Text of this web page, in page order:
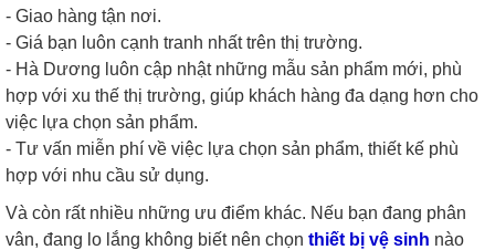
- Giao hàng tận nơi.
- Giá bạn luôn cạnh tranh nhất trên thị trường.
- Hà Dương luôn cập nhật những mẫu sản phẩm mới, phù
hợp với xu thế thị trường, giúp khách hàng đa dạng hơn cho
việc lựa chọn sản phẩm.
- Tư vấn miễn phí về việc lựa chọn sản phẩm, thiết kế phù
hợp với nhu cầu sử dụng.
Và còn rất nhiều những ưu điểm khác. Nếu bạn đang phân
vân, đang lo lắng không biết nên chọn thiết bị vệ sinh nào